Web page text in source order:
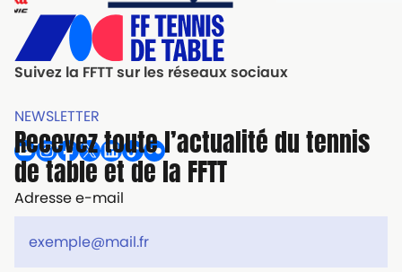
Suivez la FFTT sur les réseaux sociaux
NEWSLETTER
Recevez toute l’actualité du tennis
de table et de la FFTT
Adresse e-mail